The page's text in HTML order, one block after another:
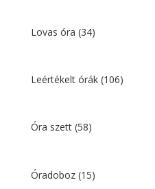
Lovas óra (34)
Leértékelt órák (106)
Óra szett (58)
Óradoboz (15)